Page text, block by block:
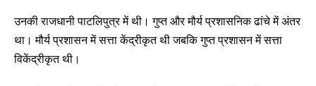
उनकी राजधानी पाटलिपुत्र में थी। गुप्त और मौर्य प्रशासनिक ढांचे में अंतर
था। मौर्य प्रशासन में सत्ता केंद्रीकृत थी जबकि गुप्त प्रशासन में सत्ता
विकेंद्रीकृत थी।